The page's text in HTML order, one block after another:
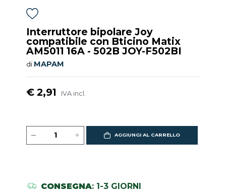
Interruttore bipolare Joy
compatibile con Bticino Matix
AM5011 16A - 502B JOY-F502BI
di MAPAM
€ 2,91 IVA incl.
AGGIUNGI AL CARRELLO
CONSEGNA: 1-3 GIORNI